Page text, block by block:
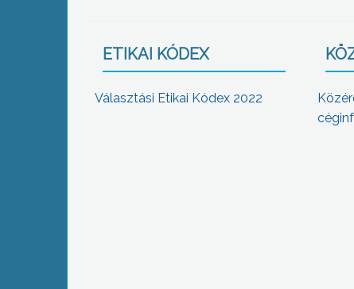
ETIKAI KÓDEX
Választási Etikai Kódex 2022